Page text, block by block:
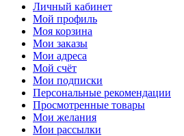
Личный кабинет
Мой профиль
Моя корзина
Мои заказы
Мои адреса
Мой счёт
Мои подписки
Персональные рекомендации
Просмотренные товары
Мои желания
Мои рассылки